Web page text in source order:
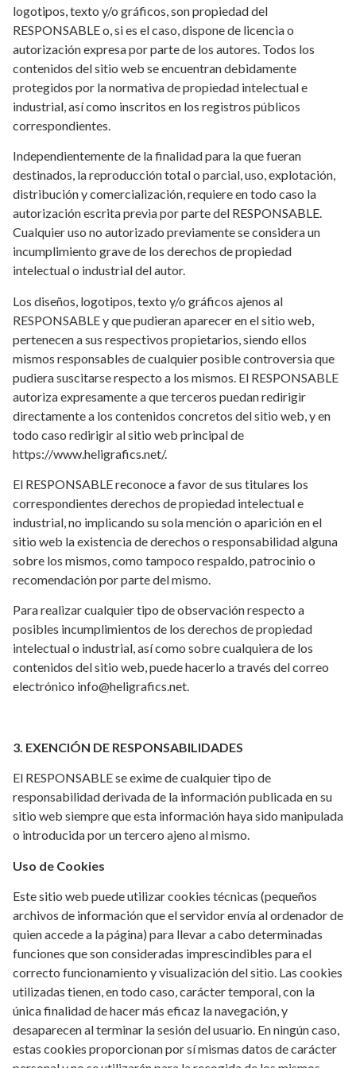
logotipos, texto y/o gráficos, son propiedad del
RESPONSABLE o, si es el caso, dispone de licencia o
autorización expresa por parte de los autores. Todos los
contenidos del sitio web se encuentran debidamente
protegidos por la normativa de propiedad intelectual e
industrial, así como inscritos en los registros públicos
correspondientes.
Independientemente de la finalidad para la que fueran
destinados, la reproducción total o parcial, uso, explotación,
distribución y comercialización, requiere en todo caso la
autorización escrita previa por parte del RESPONSABLE.
Cualquier uso no autorizado previamente se considera un
incumplimiento grave de los derechos de propiedad
intelectual o industrial del autor.
Los diseños, logotipos, texto y/o gráficos ajenos al
RESPONSABLE y que pudieran aparecer en el sitio web,
pertenecen a sus respectivos propietarios, siendo ellos
mismos responsables de cualquier posible controversia que
pudiera suscitarse respecto a los mismos. El RESPONSABLE
autoriza expresamente a que terceros puedan redirigir
directamente a los contenidos concretos del sitio web, y en
todo caso redirigir al sitio web principal de
https://www.heligrafics.net/.
El RESPONSABLE reconoce a favor de sus titulares los
correspondientes derechos de propiedad intelectual e
industrial, no implicando su sola mención o aparición en el
sitio web la existencia de derechos o responsabilidad alguna
sobre los mismos, como tampoco respaldo, patrocinio o
recomendación por parte del mismo.
Para realizar cualquier tipo de observación respecto a
posibles incumplimientos de los derechos de propiedad
intelectual o industrial, así como sobre cualquiera de los
contenidos del sitio web, puede hacerlo a través del correo
electrónico info@heligrafics.net.
3. EXENCIÓN DE RESPONSABILIDADES
El RESPONSABLE se exime de cualquier tipo de
responsabilidad derivada de la información publicada en su
sitio web siempre que esta información haya sido manipulada
o introducida por un tercero ajeno al mismo.
Uso de Cookies
Este sitio web puede utilizar cookies técnicas (pequeños
archivos de información que el servidor envía al ordenador de
quien accede a la página) para llevar a cabo determinadas
funciones que son consideradas imprescindibles para el
correcto funcionamiento y visualización del sitio. Las cookies
utilizadas tienen, en todo caso, carácter temporal, con la
única finalidad de hacer más eficaz la navegación, y
desaparecen al terminar la sesión del usuario. En ningún caso,
estas cookies proporcionan por sí mismas datos de carácter